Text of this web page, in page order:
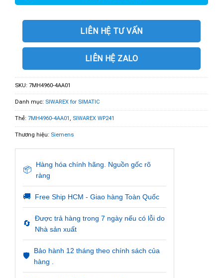
LIÊN HỆ TƯ VẤN
LIÊN HỆ ZALO
SKU: 7MH4960-4AA01
Danh mục: SIWAREX for SIMATIC
Thẻ: 7MH4960-4AA01, SIWAREX WP241
Thương hiệu: Siemens
📦
Hàng hóa chính hãng. Nguồn gốc rõ
ràng
🚚 Free Ship HCM - Giao hàng Toàn Quốc
🔄
Được trả hàng trong 7 ngày nếu có lỗi do
Nhà sản xuất
🛡️
Bảo hành 12 tháng theo chính sách của
hàng .